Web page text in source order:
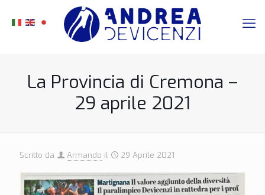
La Provincia di Cremona –
29 aprile 2021
Scritto da Armando il 29 Aprile 2021